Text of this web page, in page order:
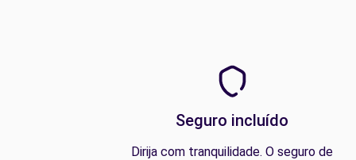
Seguro incluído
Dirija com tranquilidade. O seguro de